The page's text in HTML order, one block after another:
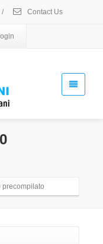
/ Contact Us
precompilato